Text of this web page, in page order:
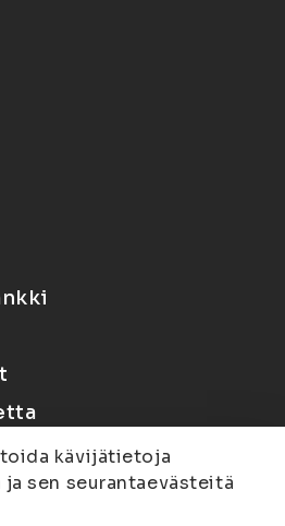
kävijätietoja
sen seurantaevästeitä